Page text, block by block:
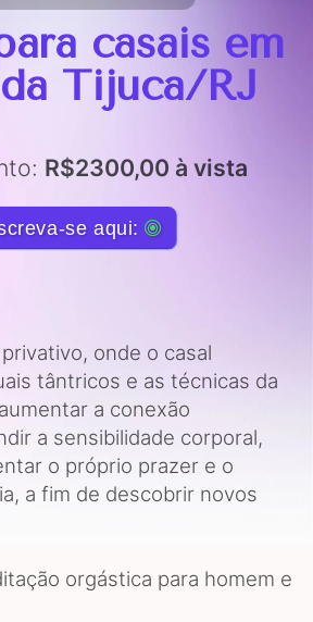
casais em
Tijuca/RJ
R$2300,00 à vista
se aqui:
onde o casal
tântricos e as técnicas da
a conexão
a sensibilidade corporal,
o próprio prazer e o
a fim de descobrir novos
orgástica para homem e